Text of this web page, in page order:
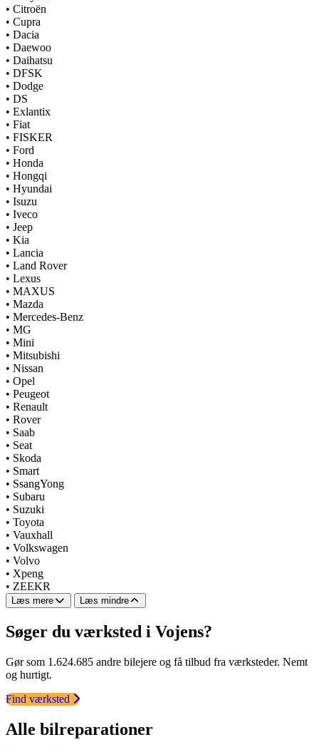
• Citroën
• Cupra
• Dacia
• Daewoo
• Daihatsu
• DFSK
• Dodge
• DS
• Exlantix
• Fiat
• FISKER
• Ford
• Honda
• Hongqi
• Hyundai
• Isuzu
• Iveco
• Jeep
• Kia
• Lancia
• Land Rover
• Lexus
• MAXUS
• Mazda
• Mercedes-Benz
• MG
• Mini
• Mitsubishi
• Nissan
• Opel
• Peugeot
• Renault
• Rover
• Saab
• Seat
• Skoda
• Smart
• SsangYong
• Subaru
• Suzuki
• Toyota
• Vauxhall
• Volkswagen
• Volvo
• Xpeng
• ZEEKR
Læs mere Læs mindre
Søger du værksted i Vojens?
Gør som 1.624.685 andre bilejere og få tilbud fra værksteder. Nemt
og hurtigt.
Find værksted
Alle bilreparationer